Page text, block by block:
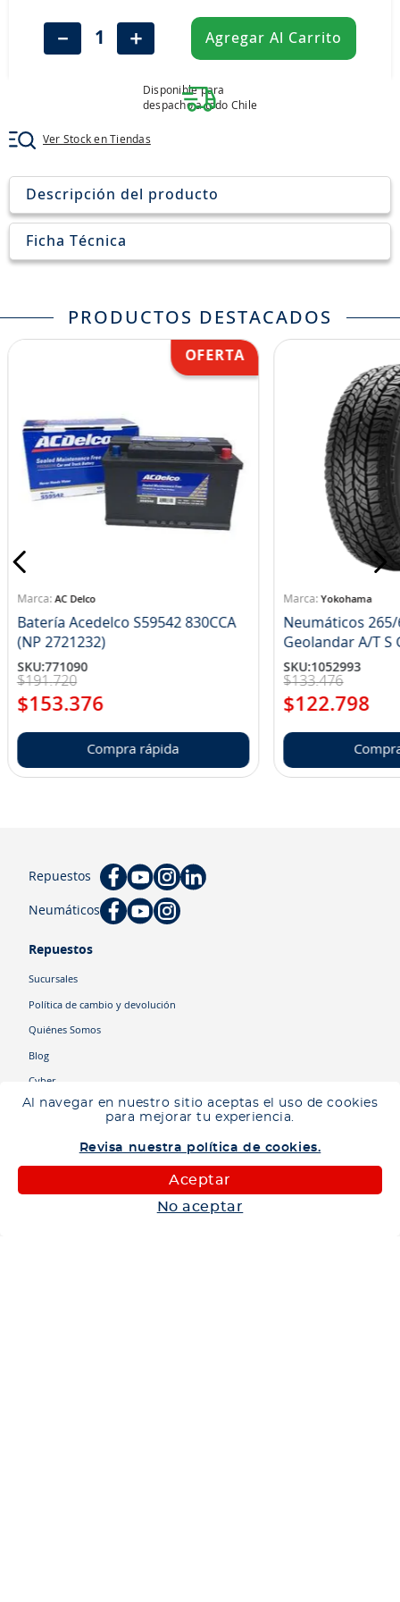
Al navegar en nuestro sitio aceptas el uso de cookies
para mejorar tu experiencia.
Revisa nuestra política de cookies.
Aceptar
No aceptar
＋
－ Agregar Al Carrito
Disponible para
despacho a todo Chile
Ver Stock en Tiendas
Descripción del producto
Ficha Técnica
PRODUCTOS DESTACADOS
AC Delco
Batería Acedelco S59542 830CCA
(NP 2721232)
SKU:771090
$191.720
$153.376
Compra rápida
Yokohama
Neumáticos 265/
SKU:1052993
$133.476
$122.798
Repuestos
Neumáticos
Repuestos
Sucursales
Política de cambio y devolución
Quiénes Somos
Blog
Cyber
235